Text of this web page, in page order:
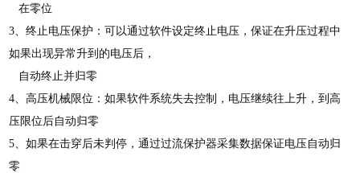
在零位
3、终止电压保护：可以通过软件设定终止电压，保证在升压过程中
如果出现异常升到的电压后，
自动终止并归零
4、高压机械限位：如果软件系统失去控制，电压继续往上升，到高
压限位后自动归零
5、如果在击穿后未判停，通过过流保护器采集数据保证电压自动归
零